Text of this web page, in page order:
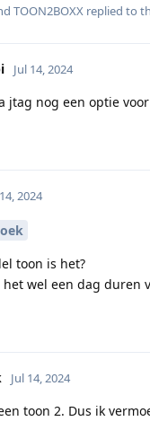
TOON2BOXX replied to
Jul 14, 2024
jtag nog een optie
2024
toon is het?
het wel een dag duren
Jul 14, 2024
toon 2. Dus ik